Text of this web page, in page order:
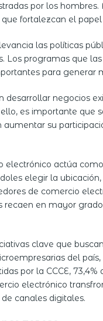
por los
fortalezcan el
las políticas
Los programas que
para
desarrollar negocios
es importante que
aumentar su
electrónico actúa
elegir la
de comercio
recaen en mayor
clave que
del
por la CCCE,
electrónico
canales digitales.